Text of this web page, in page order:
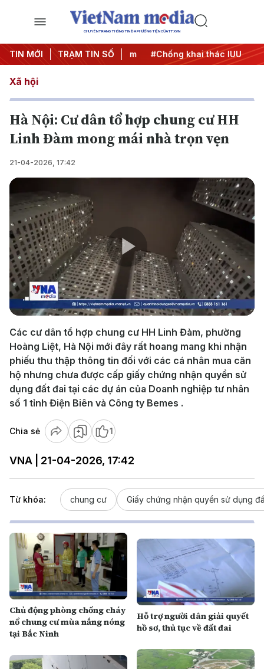
CHUYÊN TRANG THÔNG TIN ĐA PHƯƠNG TIỆN CỦA TTXVN
TIN MỚI TRẠM TIN SỐ
#Chiến dịch 500 ngày đêm #Chống khai thác IUU
Xã hội
Hà Nội: Cư dân tổ hợp chung cư HH
Linh Đàm mong mái nhà trọn vẹn
21-04-2026, 17:42
Play
Video
Các cư dân tổ hợp chung cư HH Linh Đàm, phường
Hoàng Liệt, Hà Nội mới đây rất hoang mang khi nhận
phiếu thu thập thông tin đối với các cá nhân mua căn
hộ nhưng chưa được cấp giấy chứng nhận quyền sử
dụng đất đai tại các dự án của Doanh nghiệp tư nhân
số 1 tỉnh Điện Biên và Công ty Bemes .
Chia sẻ 1
VNA | 21-04-2026, 17:42
Từ khóa: chung cư Giấy chứng nhận quyền sử dụng
Chủ động phòng chống cháy
nổ chung cư mùa nắng nóng
tại Bắc Ninh
Hỗ trợ người dân giải quyết
hồ sơ, thủ tục về đất đai